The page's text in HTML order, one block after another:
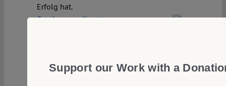
Erfolg hat.
Continue reading >>
Support our Work with a